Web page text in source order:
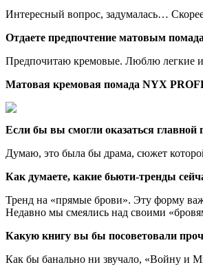
Интересный вопрос, задумалась…
Отдаете предпочтение матовым
Предпочитаю кремовые. Люблю легкие
Матовая кремовая помада NYX
Если бы вы смогли оказаться
Думаю, это была бы драма, сюжет
Как думаете, какие бьюти-тренды
Тренд на «прямые брови». Эту форму
Недавно мы смеялись над своими
Какую книгу вы бы посоветовали
Как бы банально ни звучало, «Войну и